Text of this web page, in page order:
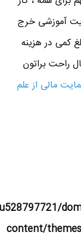
آموزشی خرج
کمی در هزینه
راحت براتون
مالی از علم
content/